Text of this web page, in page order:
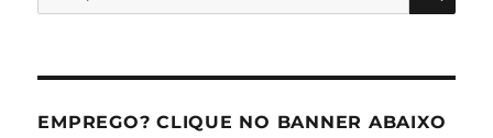
por:
EMPREGO? CLIQUE NO BANNER ABAIXO